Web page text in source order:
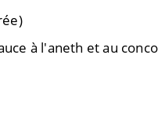
à l'aneth et au